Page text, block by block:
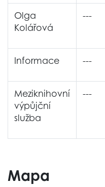
Olga
Kolářová
---
Informace ---
Meziknihovní
výpůjční
služba
---
Mapa